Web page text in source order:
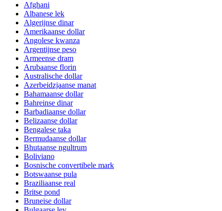
Afghani
Albanese lek
Algerijnse dinar
Amerikaanse dollar
Angolese kwanza
Argentijnse peso
Armeense dram
Arubaanse florin
Australische dollar
Azerbeidzjaanse manat
Bahamaanse dollar
Bahreinse dinar
Barbadiaanse dollar
Belizaanse dollar
Bengalese taka
Bermudaanse dollar
Bhutaanse ngultrum
Boliviano
Bosnische convertibele mark
Botswaanse pula
Braziliaanse real
Britse pond
Bruneise dollar